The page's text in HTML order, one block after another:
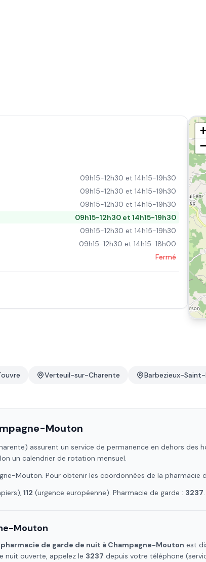
09h15-12h30 et 14h15-19h30
09h15-12h30 et 14h15-19h30
09h15-12h30 et 14h15-19h30
09h15-12h30 et 14h15-19h30
09h15-12h30 et 14h15-19h30
09h15-12h30 et 14h15-18h00
Fermé
+
−
Verteuil-sur-Charente Barbezieux-Saint-
Mouton
assurent un service de permanence en dehors des
un calendrier de rotation mensuel.
Mouton. Pour obtenir les coordonnées de la pharmacie
112 (urgence européenne). Pharmacie de garde : 3237.
Mouton
pharmacie de garde de nuit à Champagne-Mouton est
nuit ouverte, appelez le 3237 depuis votre téléphone